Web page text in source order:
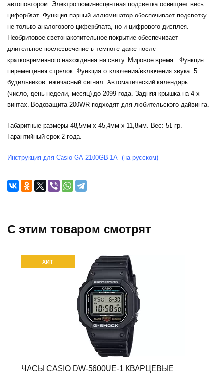
автоповтором. Электролюминесцентная подсветка освещает весь
циферблат. Функция парный иллюминатор обеспечивает подсветку
не только аналогового циферблата, но и цифрового дисплея.
Необритовое светонакопительное покрытие обеспечивает
длительное послесвечение в темноте даже после
кратковременного нахождения на свету. Мировое время. Функция
перемещения стрелок. Функция отключения/включения звука. 5
будильников, ежечасный сигнал. Автоматический календарь
(число, день недели, месяц) до 2099 года. Задняя крышка на 4-х
винтах. Водозащита 200WR подходят для любительского дайвинга.
Габаритные размеры 48,5мм x 45,4мм x 11,8мм. Вес: 51 гр.
Гарантийный срок 2 года.
Инструкция для Casio GA-2100GB-1A (на русском)
C этим товаром смотрят
ХИТ
ЧАСЫ CASIO DW-5600UE-1 КВАРЦЕВЫЕ